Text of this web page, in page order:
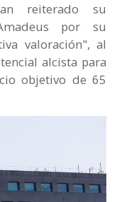
reiterado su
por su
valoración", al
alcista para
objetivo de 65